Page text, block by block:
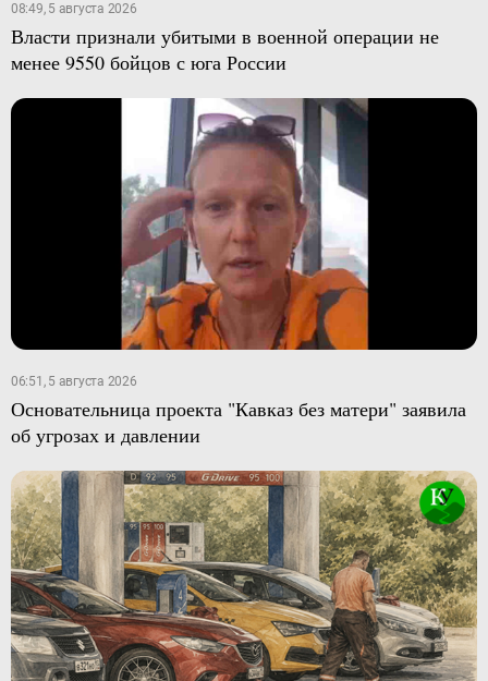
08:49, 5 августа 2026
Власти признали убитыми в военной операции не
менее 9550 бойцов с юга России
06:51, 5 августа 2026
Основательница проекта "Кавказ без матери" заявила
об угрозах и давлении